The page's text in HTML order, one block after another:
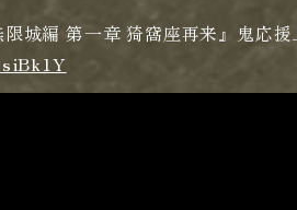
城編 第一章 猗窩座再来』鬼応援